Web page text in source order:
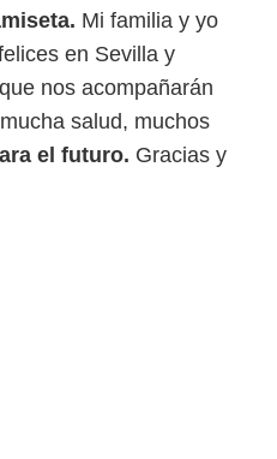
Mi familia y yo
en Sevilla y
nos acompañarán
salud, muchos
el futuro. Gracias y